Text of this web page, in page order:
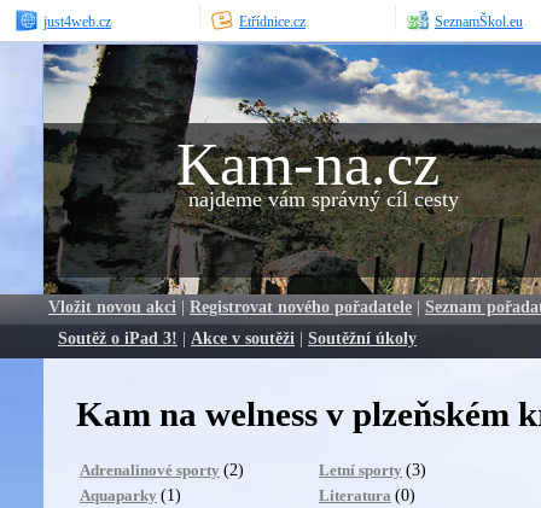
just4web.cz Etřídnice.cz SeznamŠkol.eu
Kam-na.cz
najdeme vám správný cíl cesty
Vložit novou akci | Registrovat nového pořadatele | Seznam
Soutěž o iPad 3! | Akce v soutěži | Soutěžní úkoly
Kam na welness v plzeňském
Adrenalinové sporty (2)
Aquaparky (1)
Letní sporty (3)
Literatura (0)